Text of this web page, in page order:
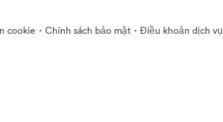
cookie · Chính sách bảo mật · Điều khoản dịch vụ